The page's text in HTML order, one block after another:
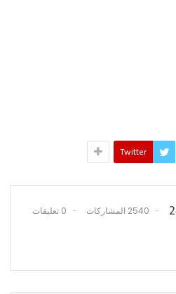
Twitter
2540 المشاركات 0 تعليقات